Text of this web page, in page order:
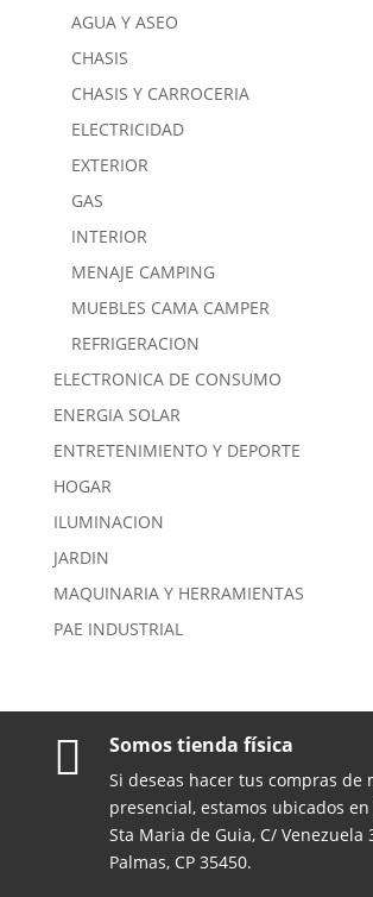
AGUA Y ASEO
CHASIS
CHASIS Y CARROCERIA
ELECTRICIDAD
EXTERIOR
GAS
INTERIOR
MENAJE CAMPING
MUEBLES CAMA CAMPER
REFRIGERACION
ELECTRONICA DE CONSUMO
ENERGIA SOLAR
ENTRETENIMIENTO Y DEPORTE
HOGAR
ILUMINACION
JARDIN
MAQUINARIA Y HERRAMIENTAS
PAE INDUSTRIAL
 Somos tienda física
Si deseas hacer tus compras de
presencial, estamos ubicados en
Sta Maria de Guia, C/ Venezuela
Palmas, CP 35450.